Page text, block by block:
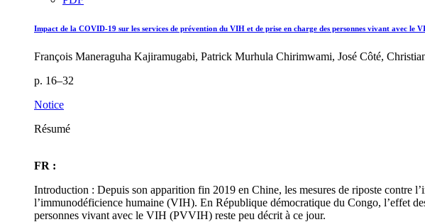
Impact de la COVID-19 sur les services de prévention du VIH et de prise en charge des personnes vivant avec le
François Maneraguha Kajiramugabi, Patrick Murhula Chirimwami, José Côté,
p. 16–32
Notice
Résumé
FR :
Introduction : Depuis son apparition fin 2019 en Chine, les mesures de riposte contre
l’immunodéficience humaine (VIH). En République démocratique du Congo, l’effet
personnes vivant avec le VIH (PVVIH) reste peu décrit à ce jour.